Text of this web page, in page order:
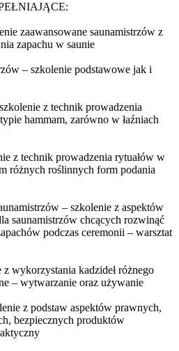
zaawansowane saunamistrzów z
zapachu w saunie
– szkolenie podstawowe jak i
z technik prowadzenia
hammam, zarówno w łaźniach
z technik prowadzenia rytuałów w
różnych roślinnych form podania
– szkolenie z aspektów
saunamistrzów chcących rozwinąć
podczas ceremonii – warsztat
wykorzystania kadzideł różnego
– wytwarzanie oraz używanie
z podstaw aspektów prawnych,
bezpiecznych produktów